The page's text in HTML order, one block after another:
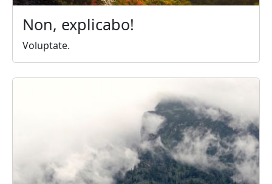
Non, explicabo!
Voluptate.